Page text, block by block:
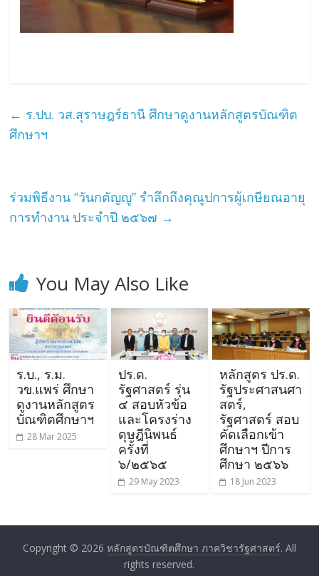
← ร.ปบ. วส.สุราษฎร์ธานี ศึกษาดูงานหลักสูตรบัณฑิต
ศึกษาฯ
ร่วมพิธีงาน “วันกตัญญู” รำลึกถึงคุณูปการผู้เกษียณอายุ
การทำงาน ประจำปี ๒๕๖๗ →
You May Also Like
ร.บ., ร.ม.
วข.แพร่ ศึกษา
ดูงานหลักสูตร
บัณฑิตศึกษาฯ
28 Mar 2025
ปร.ด.
รัฐศาสตร์ รุ่น
๔ สอบหัวข้อ
และโครงร่าง
ดุษฎีนิพนธ์
ครั้งที่
๖/๒๕๖๕
29 May 2023
หลักสูตร ปร.ด.
รัฐประศาสนศา
สตร์,
รัฐศาสตร์ สอบ
คัดเลือกเข้า
ศึกษาฯ ปีการ
ศึกษา ๒๕๖๖
18 Jun 2023
Copyright © 2026 หลักสูตรบัณฑิตศึกษา ภาควิชารัฐศาสตร์. All
rights reserved.